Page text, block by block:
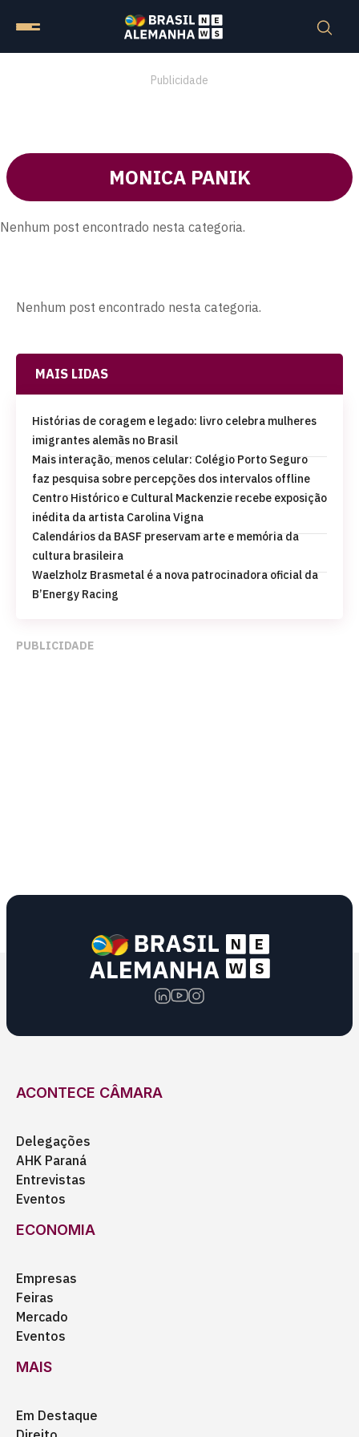
Publicidade
MONICA PANIK
Nenhum post encontrado nesta categoria.
Nenhum post encontrado nesta categoria.
MAIS LIDAS
Histórias de coragem e legado: livro celebra mulheres
imigrantes alemãs no Brasil
Mais interação, menos celular: Colégio Porto Seguro
faz pesquisa sobre percepções dos intervalos offline
Centro Histórico e Cultural Mackenzie recebe exposição
inédita da artista Carolina Vigna
Calendários da BASF preservam arte e memória da
cultura brasileira
Waelzholz Brasmetal é a nova patrocinadora oficial da
B’Energy Racing
PUBLICIDADE
ACONTECE CÂMARA
Delegações
AHK Paraná
Entrevistas
Eventos
ECONOMIA
Empresas
Feiras
Mercado
Eventos
MAIS
Em Destaque